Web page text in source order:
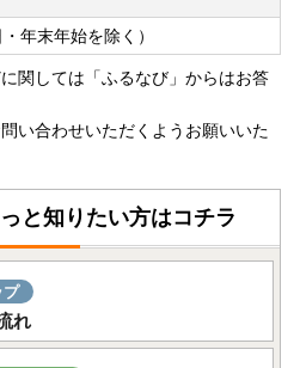
年末年始を除く）
関しては「ふるなび」からはお答
い合わせいただくようお願いいた
と知りたい方はコチラ
プ
れ